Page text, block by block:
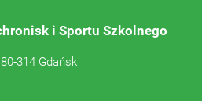
i Sportu Szkolnego
314 Gdańsk